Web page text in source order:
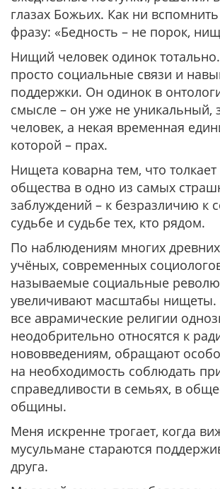
глазах Божьих. Как ни
фразу: «Бедность – не порок,
Нищий человек одинок
просто социальные связи и
поддержки. Он одинок в
смысле – он уже не уникальный,
человек, а некая временная
которой – прах.
Нищета коварна тем, что
общества в одно из самых
заблуждений – к безразличию к
судьбе и судьбе тех, кто рядом.
По наблюдениям многих
учёных, современных
называемые социальные
увеличивают масштабы нищеты.
все аврамические религии
неодобрительно относятся к
нововведениям, обращают
на необходимость соблюдать
справедливости в семьях, в
общины.
Меня искренне трогает, когда
мусульмане стараются
друга.